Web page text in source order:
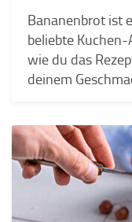
Bananenbrot ist
beliebte
wie du das
deinem